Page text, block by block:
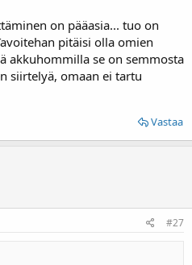
on pääasia... tuo on
pitäisi olla omien
akkuhommilla se on semmosta
siirtelyä, omaan ei tartu
Vastaa
#27